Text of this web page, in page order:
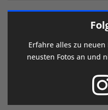
Erfahre alles zu
neusten Fotos an und